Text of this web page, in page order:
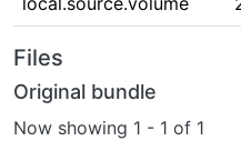
Files
Original bundle
Now showing 1 - 1 of 1